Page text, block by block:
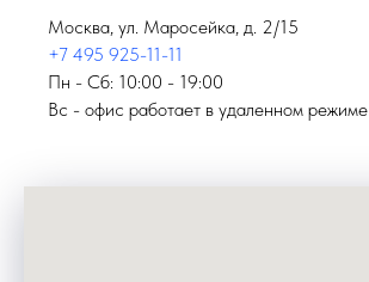
Москва, ул. Маросейка, д. 2/15
+7 495 925-11-11
Пн - Сб: 10:00 - 19:00
Вс - офис работает в удаленном режиме